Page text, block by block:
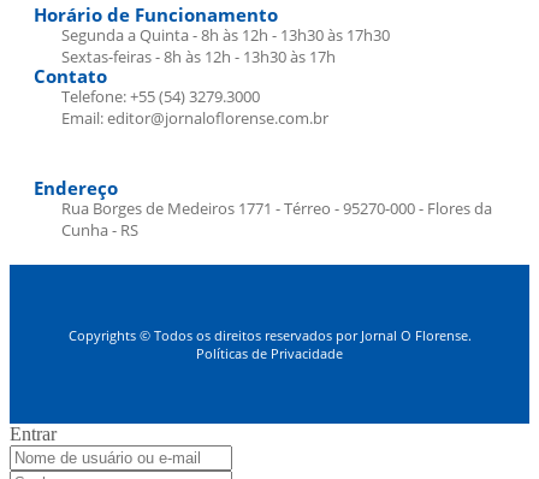
Horário de Funcionamento
Segunda a Quinta - 8h às 12h - 13h30 às 17h30
Sextas-feiras - 8h às 12h - 13h30 às 17h
Contato
Telefone: +55 (54) 3279.3000
Email: editor@jornaloflorense.com.br
Endereço
Rua Borges de Medeiros 1771 - Térreo - 95270-000 - Flores da
Cunha - RS
Copyrights © Todos os direitos reservados por Jornal O Florense.
Políticas de Privacidade
Entrar